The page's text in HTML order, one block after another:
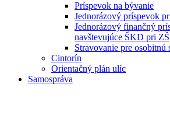
Príspevok na bývanie
Jednorázový príspevok
Jednorázový finančný
navštevujúce ŠKD pri ZŠ
Stravovanie pre
Cintorín
Orientačný plán ulíc
Samospráva